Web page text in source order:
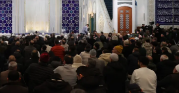
Eskişehir
Gaziantep
Giresun
Gümüşhane